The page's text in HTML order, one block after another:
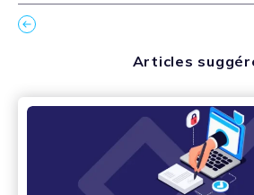
Articles